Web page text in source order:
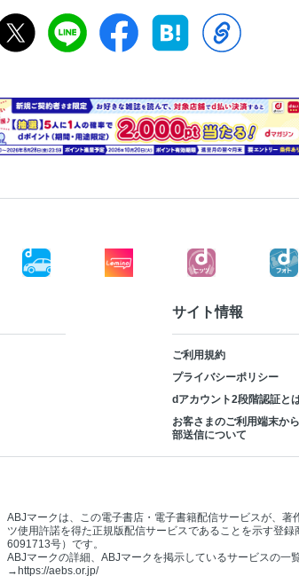
サイト情報
ご利用規約
プライバシーポリシー
dアカウント2段階認証と
お客さまのご利用端末か
部送信について
ABJマークは、この電子書店・電子書籍配信サービスが、著
ツ使用許諾を得た正規版配信サービスであることを示す登録
6091713号）です。
ABJマークの詳細、ABJマークを掲示しているサービスの一
→ https://aebs.or.jp/